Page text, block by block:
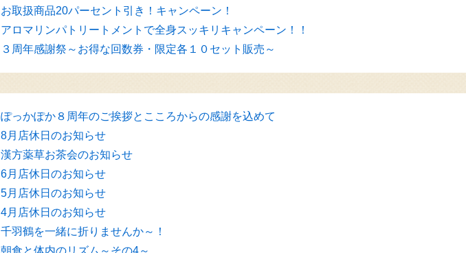
お取扱商品20パーセント引き！キャンペーン！
アロマリンパトリートメントで全身スッキリキャンペーン！！
３周年感謝祭～お得な回数券・限定各１０セット販売～
ぽっかぽか８周年のご挨拶とこころからの感謝を込めて
8月店休日のお知らせ
漢方薬草お茶会のお知らせ
6月店休日のお知らせ
5月店休日のお知らせ
4月店休日のお知らせ
千羽鶴を一緒に折りませんか～！
朝食と体内のリズム～その4～